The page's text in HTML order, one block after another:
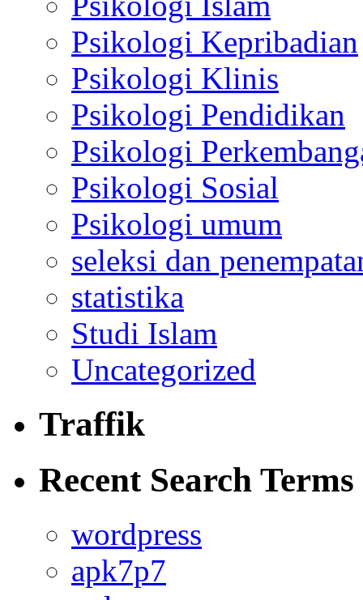
Psikologi Kepribadian
Psikologi Klinis
Psikologi Pendidikan
Psikologi
Psikologi Sosial
Psikologi umum
seleksi dan
statistika
Studi Islam
Uncategorized
Traffik
Recent Search Terms
wordpress
apk7p7